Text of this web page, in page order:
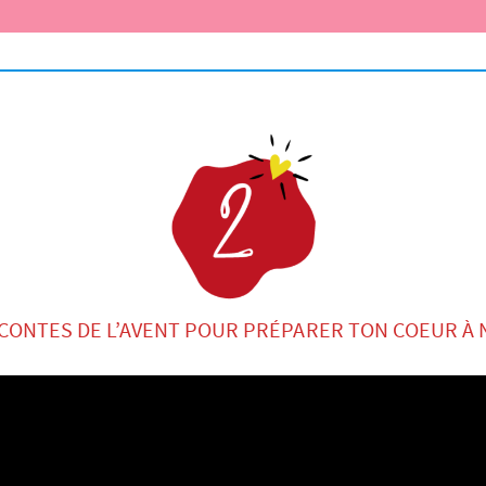
DE L’AVENT POUR PRÉPARER TON COEUR À